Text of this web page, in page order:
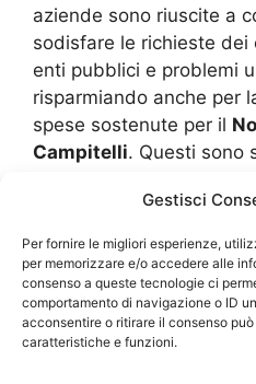
Gestisci
Per fornire le migliori esperienze,
per memorizzare e/o accedere alle
consenso a queste tecnologie ci
comportamento di navigazione o ID
acconsentire o ritirare il consenso
caratteristiche e funzioni.
aziende sono riuscite a
sodisfare le richieste
enti pubblici e problemi
risparmiando anche per
spese sostenute per il
Campitelli. Questi sono
e di come le
questo servizio si
acquisto di diversi
uso privato a quello
Furgone Campitellie
automezzo non è eterno,